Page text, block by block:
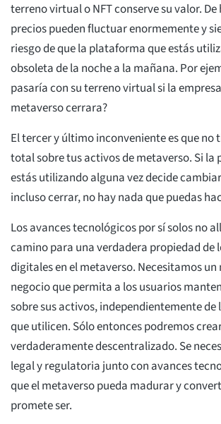
terreno virtual o NFT conserve su valor. De
precios pueden fluctuar enormemente y
riesgo de que la plataforma que estás
obsoleta de la noche a la mañana. Por
pasaría con su terreno virtual si la
metaverso cerrara?
El tercer y último inconveniente es que no
total sobre tus activos de metaverso. Si
estás utilizando alguna vez decide
incluso cerrar, no hay nada que puedas
Los avances tecnológicos por sí solos no
camino para una verdadera propiedad de
digitales en el metaverso. Necesitamos un
negocio que permita a los usuarios
sobre sus activos, independientemente
que utilicen. Sólo entonces podremos
verdaderamente descentralizado. Se
legal y regulatoria junto con avances
que el metaverso pueda madurar y
promete ser.